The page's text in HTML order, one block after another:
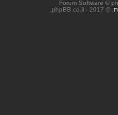
. © 2017 - phpBB.co.il.